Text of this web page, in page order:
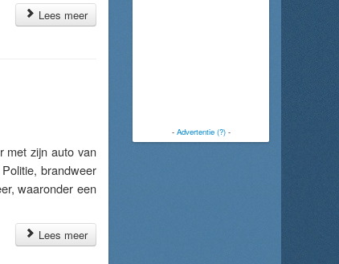
Lees meer
met zijn auto van
brandweer
waaronder een
Lees meer
- Advertentie (?)-